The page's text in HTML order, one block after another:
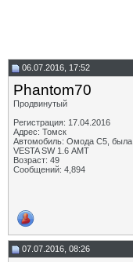
06.07.2016, 17:52
Phantom70
Продвинутый
Регистрация: 17.04.2016
Адрес: Томск
Автомобиль: Омода С5, была
VESTA SW 1.6 АМТ
Возраст: 49
Сообщений: 4,894
07.07.2016, 08:26